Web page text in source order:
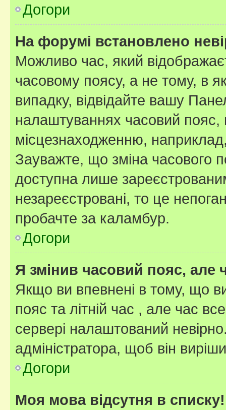
Догори
На форумі встановлено
Можливо час, який
часовому поясу, а не тому, в
випадку, відвідайте вашу
налаштуваннях часовий пояс,
місцезнаходженню,
Зауважте, що зміна часового
доступна лише
незареєстровані, то це
пробачте за каламбур.
Догори
Я змінив часовий пояс, але
Якщо ви впевнені в тому, що
пояс та літній час , але час
сервері налаштований
адміністратора, щоб він
Догори
Моя мова відсутня в списку!